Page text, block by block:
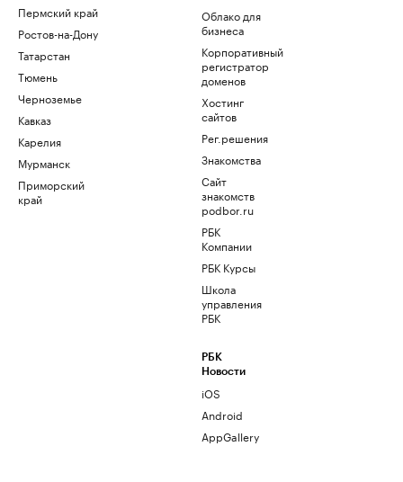
Пермский край
Ростов-на-Дону
Татарстан
Тюмень
Черноземье
Кавказ
Карелия
Мурманск
Приморский
край
Облако для
бизнеса
Корпоративный
регистратор
доменов
Хостинг
сайтов
Рег.решения
Знакомства
Сайт
знакомств
podbor.ru
РБК
Компании
РБК Курсы
Школа
управления
РБК
РБК
Новости
iOS
Android
AppGallery